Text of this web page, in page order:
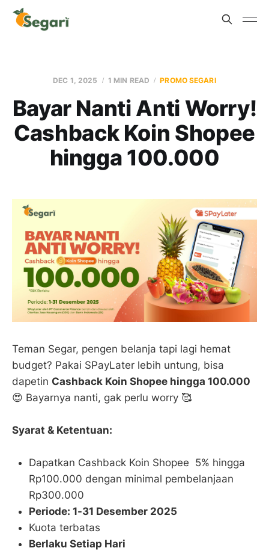
DEC 1, 2025 1 MIN READ PROMO SEGARI
Bayar Nanti Anti Worry!
Cashback Koin Shopee
hingga 100.000
Teman Segar, pengen belanja tapi lagi hemat
budget? Pakai SPayLater lebih untung, bisa
dapetin Cashback Koin Shopee hingga 100.000
😍 Bayarnya nanti, gak perlu worry 🥰
Syarat & Ketentuan:
Dapatkan Cashback Koin Shopee 5% hingga
Rp100.000 dengan minimal pembelanjaan
Rp300.000
Periode: 1-31 Desember 2025
Kuota terbatas
Berlaku Setiap Hari